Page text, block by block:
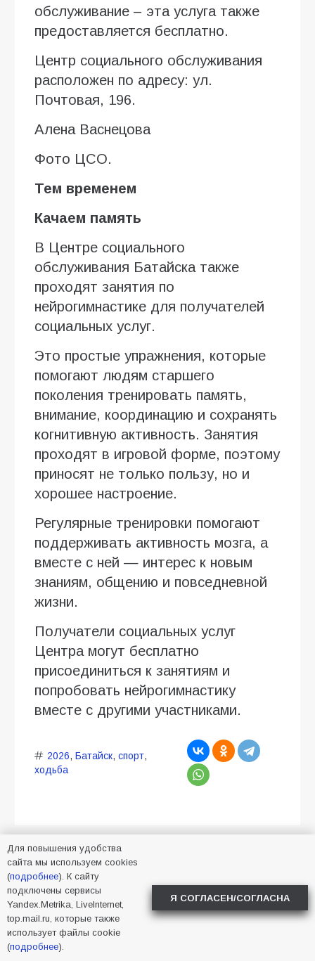
обслуживание – эта услуга также
предоставляется бесплатно.
Центр социального обслуживания
расположен по адресу: ул.
Почтовая, 196.
Алена Васнецова
Фото ЦСО.
Тем временем
Качаем память
В Центре социального
обслуживания Батайска также
проходят занятия по
нейрогимнастике для получателей
социальных услуг.
Это простые упражнения, которые
помогают людям старшего
поколения тренировать память,
внимание, координацию и сохранять
когнитивную активность. Занятия
проходят в игровой форме, поэтому
приносят не только пользу, но и
хорошее настроение.
Регулярные тренировки помогают
поддерживать активность мозга, а
вместе с ней — интерес к новым
знаниям, общению и повседневной
жизни.
Получатели социальных услуг
Центра могут бесплатно
присоединиться к занятиям и
попробовать нейрогимнастику
вместе с другими участниками.
2026, Батайск, спорт,
ходьба
Любо, семья, любо!
05.08.2026
Алена Васнецова
29
Для повышения удобства
сайта мы используем cookies
(подробнее). К сайту
подключены сервисы
Yandex.Metrika, LiveInternet,
top.mail.ru, которые также
использует файлы cookie
(подробнее).
Я СОГЛАСЕН/СОГЛАСНА